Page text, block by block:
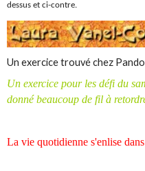
dessus et ci-contre.
Un exercice trouvé chez
Un exercice pour les défi du
donné beaucoup de fil à
La vie quotidienne s'enlise